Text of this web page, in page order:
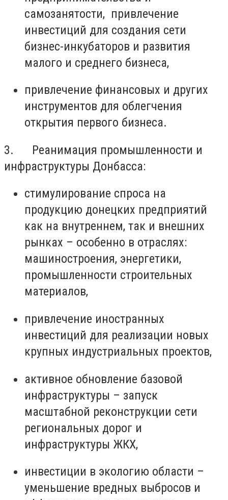
самозанятости, привлечение
инвестиций для создания сети
бизнес-инкубаторов и развития
малого и среднего бизнеса,
привлечение финансовых и других
инструментов для облегчения
открытия первого бизнеса.
3. Реанимация промышленности и
инфраструктуры Донбасса:
стимулирование спроса на
продукцию донецких предприятий
как на внутреннем, так и внешних
рынках – особенно в отраслях:
машиностроения, энергетики,
промышленности строительных
материалов,
привлечение иностранных
инвестиций для реализации новых
крупных индустриальных проектов,
активное обновление базовой
инфраструктуры – запуск
масштабной реконструкции сети
региональных дорог и
инфраструктуры ЖКХ,
инвестиции в экологию области –
уменьшение вредных выбросов и